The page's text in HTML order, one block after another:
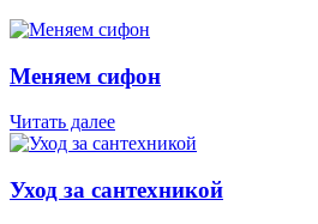
Меняем сифон
Читать далее
Уход за сантехникой